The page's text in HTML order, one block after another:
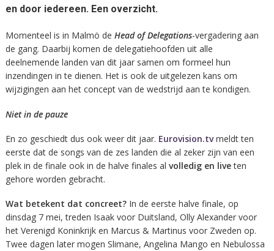
en door iedereen. Een overzicht.
Momenteel is in Malmö de Head of Delegations-vergadering aan
de gang. Daarbij komen de delegatiehoofden uit alle
deelnemende landen van dit jaar samen om formeel hun
inzendingen in te dienen. Het is ook de uitgelezen kans om
wijzigingen aan het concept van de wedstrijd aan te kondigen.
Niet in de pauze
En zo geschiedt dus ook weer dit jaar. Eurovision.tvmeldt ten
eerste dat de songs van de zes landen die al zeker zijn van een
plek in de finale ook in de halve finales al volledig en liveten
gehore worden gebracht.
Wat betekent dat concreet?In de eerste halve finale, op
dinsdag 7 mei, treden Isaak voor Duitsland, Olly Alexander voor
het Verenigd Koninkrijk en Marcus & Martinus voor Zweden op.
Twee dagen later mogen Slimane, Angelina Mango en Nebulossa